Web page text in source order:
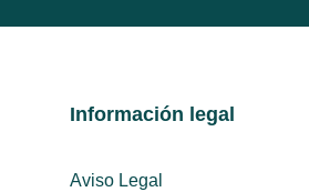
Información legal
Aviso Legal